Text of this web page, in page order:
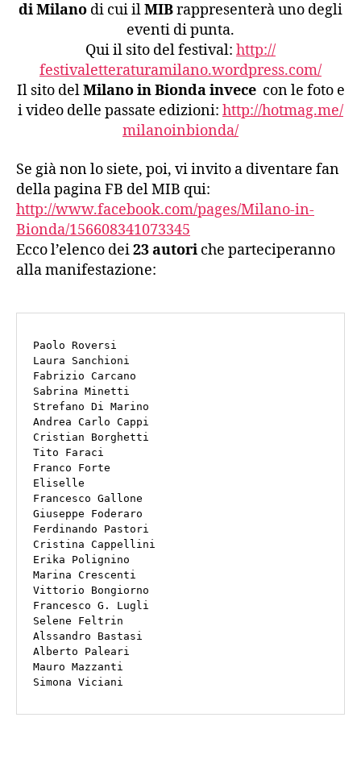
di Milano di cui ilMIBrappresenterà uno degli
eventi di punta.
Qui il sito del festival: http://
festivaletteraturamilano.wordpress.com/
Il sito delMilano in Bionda invece con le foto e
i video delle passate edizioni: http://hotmag.me/
milanoinbionda/
Se già non lo siete, poi, vi invito a diventare fan
della pagina FB del MIB qui:
http://www.facebook.com/pages/Milano-in-
Bionda/156608341073345
Ecco l’elenco dei23 autori che parteciperanno
alla manifestazione:
Paolo Roversi
Laura Sanchioni
Fabrizio Carcano
Sabrina Minetti
Strefano Di Marino
Andrea Carlo Cappi
Cristian Borghetti
Tito Faraci
Franco Forte
Eliselle
Francesco Gallone
Giuseppe Foderaro
Ferdinando Pastori
Cristina Cappellini
Erika Polignino
Marina Crescenti
Vittorio Bongiorno
Francesco G. Lugli
Selene Feltrin
Alssandro Bastasi
Alberto Paleari
Mauro Mazzanti
Simona Viciani